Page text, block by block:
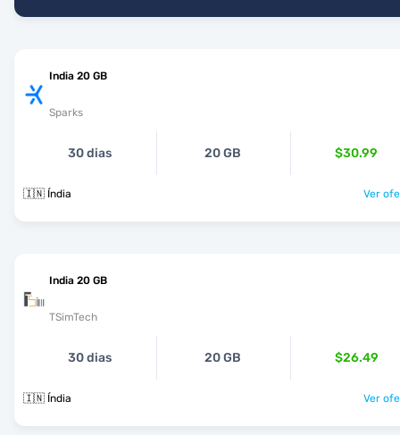
India 20 GB
Sparks
30 dias 20 GB $30.99
🇮🇳 Índia Ver
India 20 GB
TSimTech
30 dias 20 GB $26.49
🇮🇳 Índia Ver